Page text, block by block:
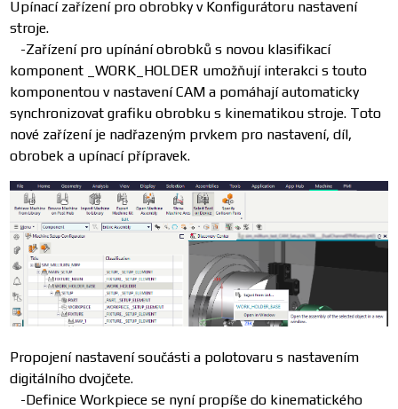
Upínací zařízení pro obrobky v Konfigurátoru nastavení
stroje.
-Zařízení pro upínání obrobků s novou klasifikací
komponent _WORK_HOLDER umožňují interakci s touto
komponentou v nastavení CAM a pomáhají automaticky
synchronizovat grafiku obrobku s kinematikou stroje. Toto
nové zařízení je nadřazeným prvkem pro nastavení, díl,
obrobek a upínací přípravek.
Propojení nastavení součásti a polotovaru s nastavením
digitálního dvojčete.
-Definice Workpiece se nyní propíše do kinematického